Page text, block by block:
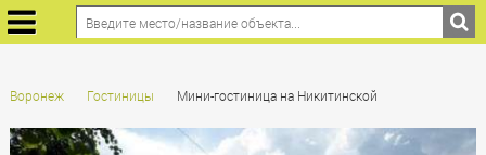
Воронеж Гостиницы Мини-гостиница на Никитинской